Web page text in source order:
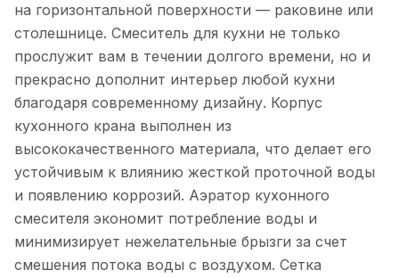
на горизонтальной поверхности — раковине или
столешнице. Смеситель для кухни не только
прослужит вам в течении долгого времени, но и
прекрасно дополнит интерьер любой кухни
благодаря современному дизайну. Корпус
кухонного крана выполнен из
высококачественного материала, что делает его
устойчивым к влиянию жесткой проточной воды
и появлению коррозий. Аэратор кухонного
смесителя экономит потребление воды и
минимизирует нежелательные брызги за счет
смешения потока воды с воздухом. Сетка